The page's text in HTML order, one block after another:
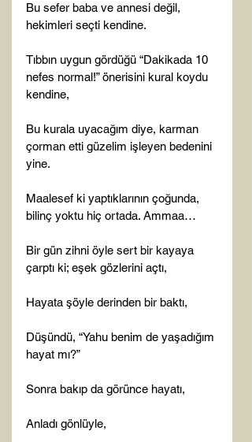
Bu sefer baba ve annesi değil,
hekimleri seçti kendine.
Tıbbın uygun gördüğü “Dakikada 10
nefes normal!” önerisini kural koydu
kendine,
Bu kurala uyacağım diye, karman
çorman etti güzelim işleyen bedenini
yine.
Maalesef ki yaptıklarının çoğunda,
bilinç yoktu hiç ortada. Ammaa…
Bir gün zihni öyle sert bir kayaya
çarptı ki; eşek gözlerini açtı,
Hayata şöyle derinden bir baktı,
Düşündü, “Yahu benim de yaşadığım
hayat mı?”
Sonra bakıp da görünce hayatı,
Anladı gönlüyle,